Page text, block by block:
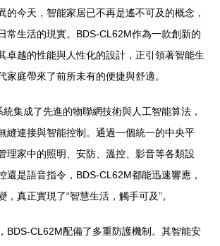
的今天，智能家居已不再是遙不可及的概念，
常生活的現實。BDS-CL62M作為一款創新的
卓越的性能與人性化的設計，正引領著智能生
家庭帶來了前所未有的便捷與舒適。
集成了先進的物聯網技術與人工智能算法，
縫連接與智能控制。通過一個統一的中央平
理家中的照明、安防、溫控、影音等各類設
還是語音指令，BDS-CL62M都能迅速響應，
，真正實現了“智慧生活，觸手可及”。
BDS-CL62M配備了多重防護機制。其智能安